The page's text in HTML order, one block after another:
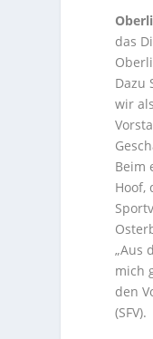
das
Dazu
wir
Beim
Hoof,
„Aus
mich
den
(SFV).